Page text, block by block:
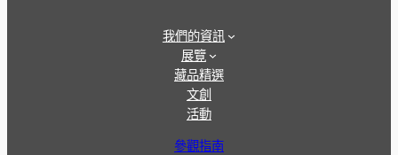
我們的資訊
展覽
藏品精選
文創
活動
參觀指南